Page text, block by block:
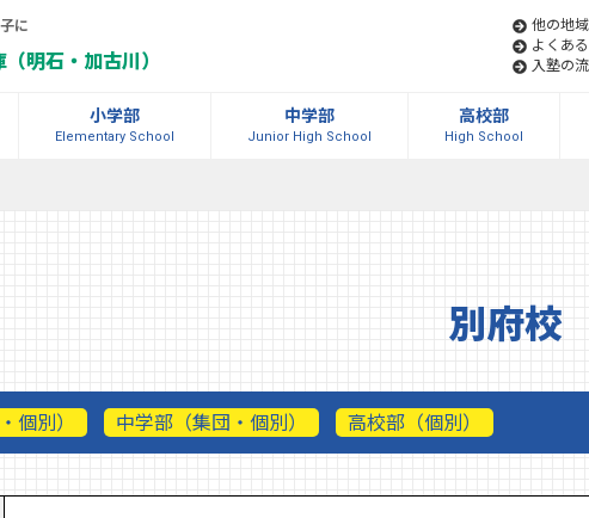
に
（明石・加古川）
他の地
よくあ
入塾の
小学部
Elementary School
中学部
Junior High School
高校部
High School
別府校
個別） 中学部（集団・個別） 高校部（個別）